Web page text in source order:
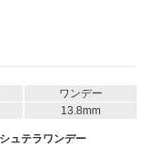
ワンデー
13.8mm
ュテラワンデー